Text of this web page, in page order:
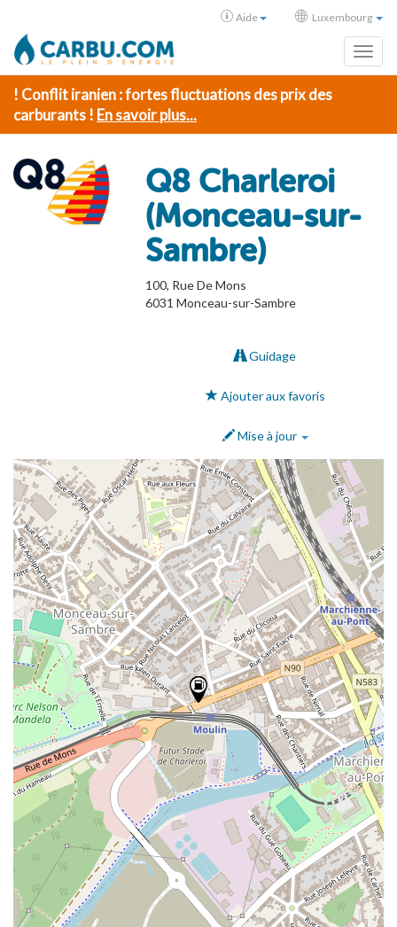
Aide Luxembourg
! Conflit iranien : fortes fluctuations des prix des
carburants ! En savoir plus...
Q8 Charleroi
(Monceau-sur-
Sambre)
100, Rue De Mons
6031 Monceau-sur-Sambre
Guidage
Ajouter aux favoris
Mise à jour